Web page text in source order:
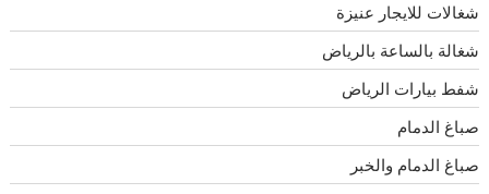
شغالات للايجار عنيزة
شغالة بالساعة بالرياض
شفط بيارات الرياض
صباغ الدمام
صباغ الدمام والخبر